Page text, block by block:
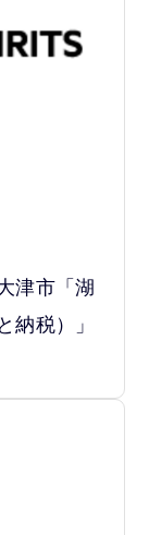
津市「湖
納税）」